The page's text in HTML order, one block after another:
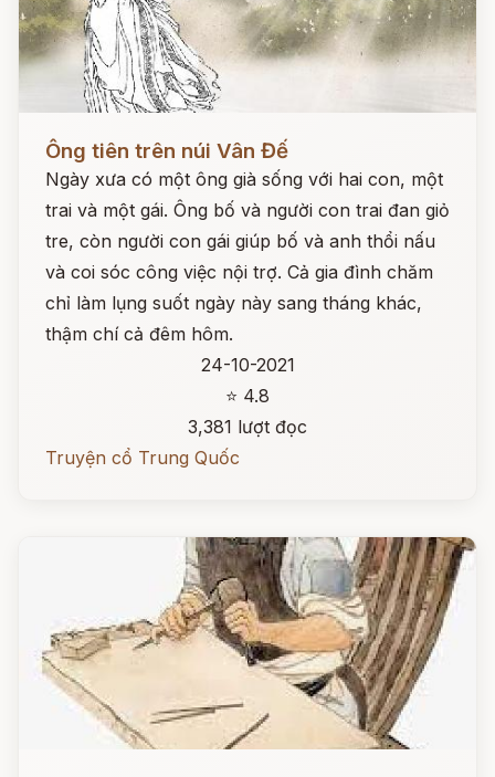
Đọc ngay
Ông tiên trên núi Vân Đế
Ngày xưa có một ông già sống với hai con, một
trai và một gái. Ông bố và người con trai đan giỏ
tre, còn người con gái giúp bố và anh thổi nấu
và coi sóc công việc nội trợ. Cả gia đình chăm
chỉ làm lụng suốt ngày này sang tháng khác,
thậm chí cả đêm hôm.
24-10-2021
⭐ 4.8
3,381 lượt đọc
Truyện cổ Trung Quốc